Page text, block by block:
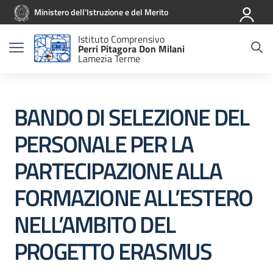
Vai ai contenuti
Vai al menu di navigazione
Vai al footerMinistero dell'Istruzione e del Merito
Istituto Comprensivo
Perri Pitagora Don Milani
Lamezia Terme
BANDO DI SELEZIONE DEL
PERSONALE PER LA
PARTECIPAZIONE ALLA
FORMAZIONE ALL’ESTERO
NELL’AMBITO DEL
PROGETTO ERASMUS